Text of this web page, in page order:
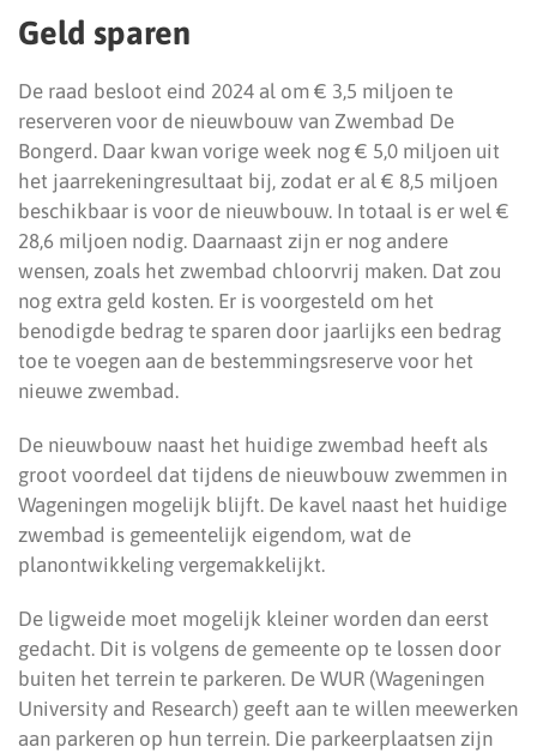
Geld sparen
De raad besloot eind 2024 al om € 3,5 miljoen te
reserveren voor de nieuwbouw van Zwembad De
Bongerd. Daar kwan vorige week nog € 5,0 miljoen uit
het jaarrekeningresultaat bij, zodat er al € 8,5 miljoen
beschikbaar is voor de nieuwbouw. In totaal is er wel €
28,6 miljoen nodig. Daarnaast zijn er nog andere
wensen, zoals het zwembad chloorvrij maken. Dat zou
nog extra geld kosten. Er is voorgesteld om het
benodigde bedrag te sparen door jaarlijks een bedrag
toe te voegen aan de bestemmingsreserve voor het
nieuwe zwembad.
De nieuwbouw naast het huidige zwembad heeft als
groot voordeel dat tijdens de nieuwbouw zwemmen in
Wageningen mogelijk blijft. De kavel naast het huidige
zwembad is gemeentelijk eigendom, wat de
planontwikkeling vergemakkelijkt.
De ligweide moet mogelijk kleiner worden dan eerst
gedacht. Dit is volgens de gemeente op te lossen door
buiten het terrein te parkeren. De WUR (Wageningen
University and Research) geeft aan te willen meewerken
aan parkeren op hun terrein. Die parkeerplaatsen zijn